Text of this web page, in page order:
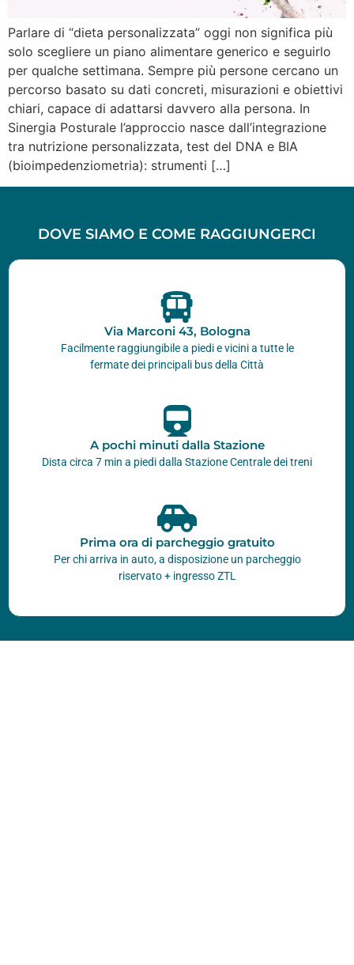
Parlare di “dieta personalizzata” oggi non significa più
solo scegliere un piano alimentare generico e seguirlo
per qualche settimana. Sempre più persone cercano un
percorso basato su dati concreti, misurazioni e obiettivi
chiari, capace di adattarsi davvero alla persona. In
Sinergia Posturale l’approccio nasce dall’integrazione
tra nutrizione personalizzata, test del DNA e BIA
(bioimpedenziometria): strumenti […]
DOVE SIAMO E COME RAGGIUNGERCI
Via Marconi 43, Bologna
Facilmente raggiungibile a piedi e vicini a tutte le
fermate dei principali bus della Città
A pochi minuti dalla Stazione
Dista circa 7 min a piedi dalla Stazione Centrale dei treni
Prima ora di parcheggio gratuito
Per chi arriva in auto, a disposizione un parcheggio
riservato + ingresso ZTL